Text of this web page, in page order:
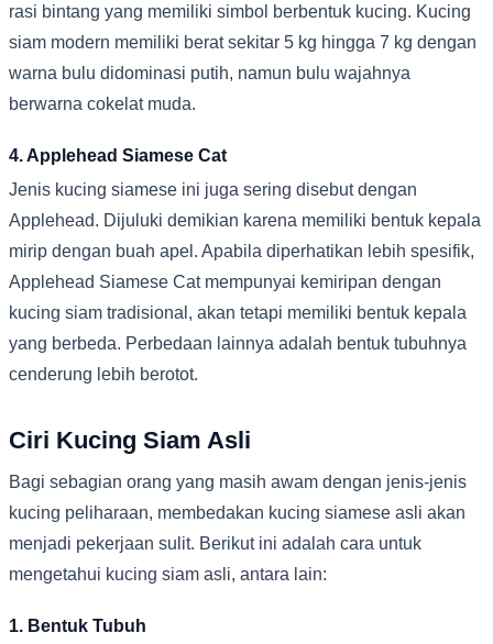
rasi bintang yang memiliki simbol berbentuk kucing. Kucing
siam modern memiliki berat sekitar 5 kg hingga 7 kg dengan
warna bulu didominasi putih, namun bulu wajahnya
berwarna cokelat muda.
4. Applehead Siamese Cat
Jenis kucing siamese ini juga sering disebut dengan
Applehead. Dijuluki demikian karena memiliki bentuk kepala
mirip dengan buah apel. Apabila diperhatikan lebih spesifik,
Applehead Siamese Cat mempunyai kemiripan dengan
kucing siam tradisional, akan tetapi memiliki bentuk kepala
yang berbeda. Perbedaan lainnya adalah bentuk tubuhnya
cenderung lebih berotot.
Ciri Kucing Siam Asli
Bagi sebagian orang yang masih awam dengan jenis-jenis
kucing peliharaan, membedakan kucing siamese asli akan
menjadi pekerjaan sulit. Berikut ini adalah cara untuk
mengetahui kucing siam asli, antara lain:
1. Bentuk Tubuh